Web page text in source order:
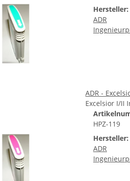
Hersteller:
ADR
ADR -
Excelsior I/II
HPZ-119
Hersteller:
ADR